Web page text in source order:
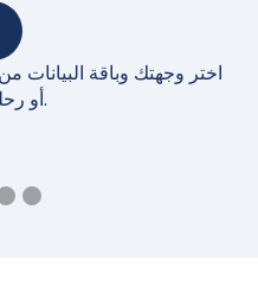
أو رحلة بحرية.